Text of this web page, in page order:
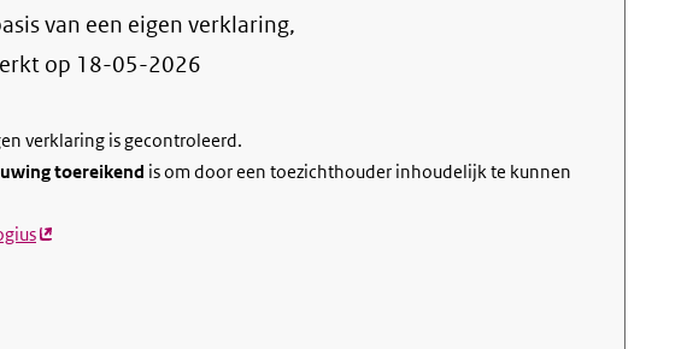
van een eigen verklaring,
op 18-05-2026
verklaring is gecontroleerd.
toereikend is om door een toezichthouder inhoudelijk te kunnen
(externe